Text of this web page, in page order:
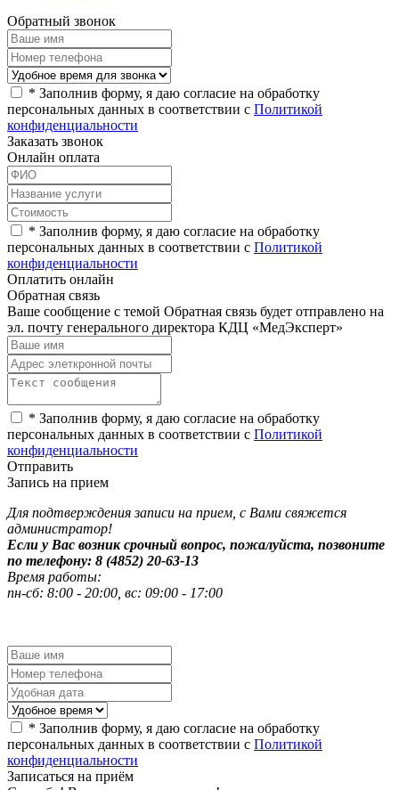
Обратный звонок
* Заполнив форму, я даю согласие на обработку
персональных данных в соответствии с Политикой
конфиденциальности
Заказать звонок
Онлайн оплата
* Заполнив форму, я даю согласие на обработку
персональных данных в соответствии с Политикой
конфиденциальности
Оплатить онлайн
Обратная связь
Ваше сообщение с темой Обратная связь будет отправлено на
эл. почту генерального директора КДЦ «МедЭксперт»
* Заполнив форму, я даю согласие на обработку
персональных данных в соответствии с Политикой
конфиденциальности
Отправить
Запись на прием
Для подтверждения записи на прием, с Вами свяжется
администратор!
Если у Вас возник срочный вопрос, пожалуйста, позвоните
по телефону: 8 (4852) 20-63-13
Время работы:
пн-сб: 8:00 - 20:00, вс: 09:00 - 17:00
* Заполнив форму, я даю согласие на обработку
персональных данных в соответствии с Политикой
конфиденциальности
Записаться на приём